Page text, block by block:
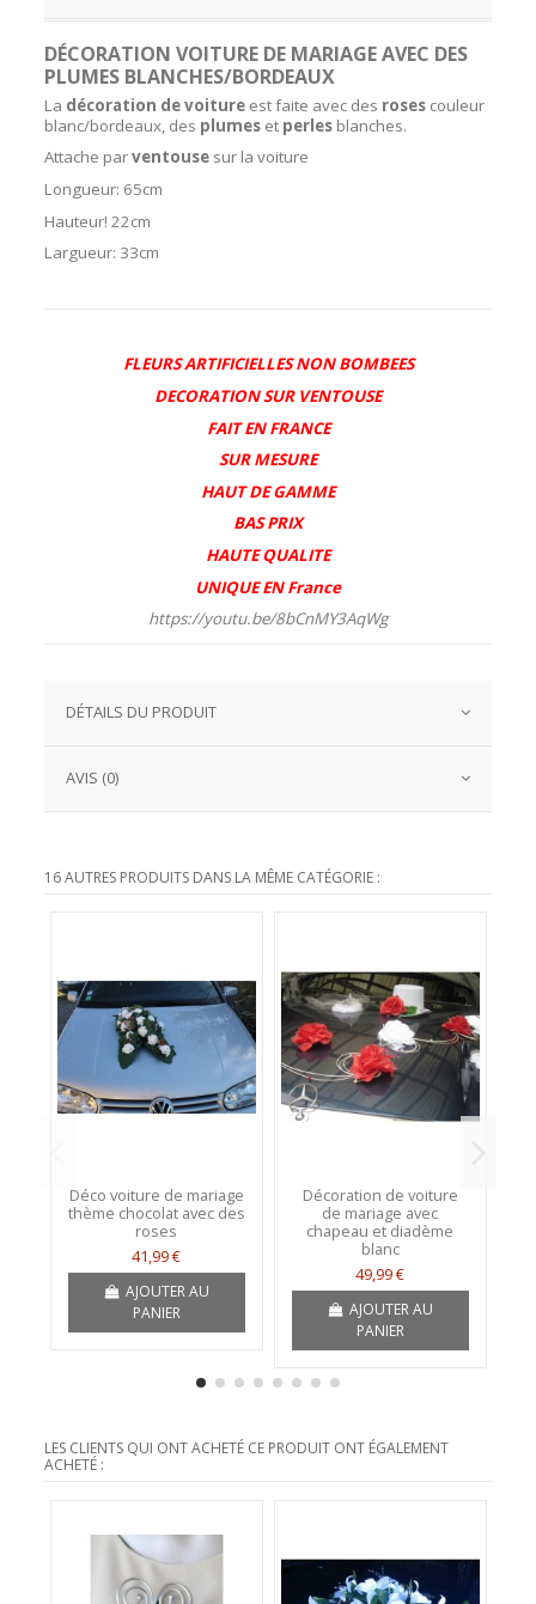
DÉCORATION VOITURE DE MARIAGE AVEC DES
PLUMES BLANCHES/BORDEAUX
La décoration de voiture est faite avec des roses couleur
blanc/bordeaux, des plumes et perles blanches.
Attache parventouse sur la voiture
Longueur: 65cm
Hauteur! 22cm
Largueur: 33cm
FLEURS ARTIFICIELLES NON BOMBEES
DECORATION SUR VENTOUSE
FAIT EN FRANCE
SUR MESURE
HAUT DE GAMME
BAS PRIX
HAUTE QUALITE
UNIQUE ENFrance
https://youtu.be/8bCnMY3AqWg
DÉTAILS DU PRODUIT
AVIS (0)
16 AUTRES PRODUITS DANS LA MÊME CATÉGORIE :
Déco voiture de mariage
thème chocolat avec des
roses
41,99 €
AJOUTER AU
PANIER
Décoration de voiture
de mariage avec
chapeau et diadème
blanc
49,99 €
AJOUTER AU
PANIER
LES CLIENTS QUI ONT ACHETÉ CE PRODUIT ONT ÉGALEMENT
ACHETÉ :